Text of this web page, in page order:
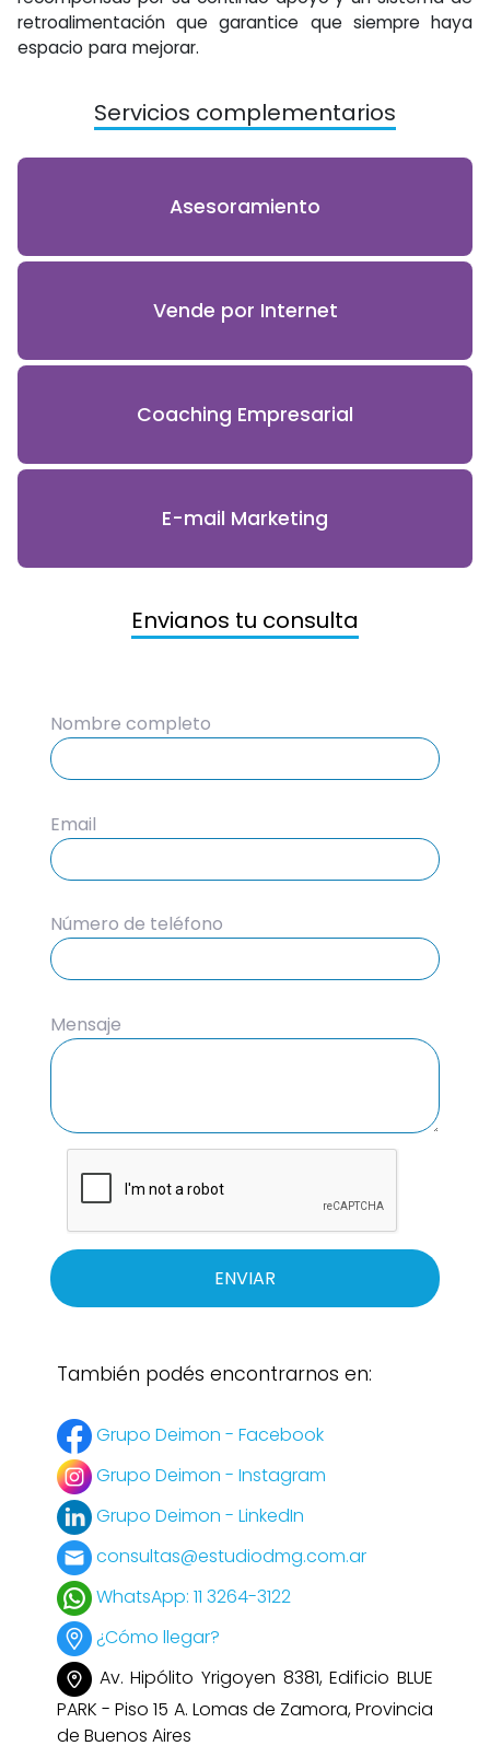
retroalimentación que garantice que siempre haya
espacio para mejorar.
Servicios complementarios
Asesoramiento
Vende por Internet
Coaching Empresarial
E-mail Marketing
Envianos tu consulta
Nombre completo
Email
Número de teléfono
Mensaje
ENVIAR
También podés encontrarnos en:
Grupo Deimon - Facebook
Grupo Deimon - Instagram
Grupo Deimon - LinkedIn
consultas@estudiodmg.com.ar
WhatsApp: 11 3264-3122
¿Cómo llegar?
Av. Hipólito Yrigoyen 8381, Edificio BLUE
PARK - Piso 15 A. Lomas de Zamora, Provincia
de Buenos Aires